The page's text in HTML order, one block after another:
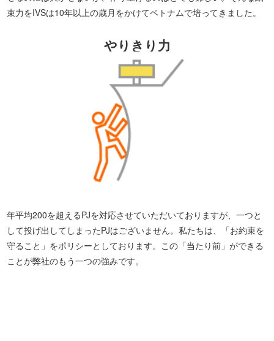
束力をIVSは10年以上の歳月をかけてベトナムで培ってきました。
やりきり力
年平均200を超えるPJを対応させていただいておりますが、一つと
して投げ出してしまったPJはございません。私たちは、「お約束を
守ること」をポリシーとしております。この「当たり前」ができる
ことが弊社のもう一つの強みです。